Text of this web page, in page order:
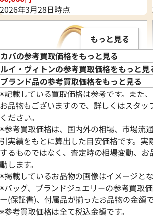
2026年3月28日時点
ルイ・ヴィトン カバアンブル ネオカバア
ンブル トートバッグ M92504
参考買取価格
48,000円
もっと見る
カバの参考買取価格をもっと見る
ルイ・ヴィトンの参考買取価格をもっと見
ブランド品の参考買取価格をもっと見る
※記載している買取価格は参考です。また
お品物もございますので、詳しくはスタッ
ください。
※参考買取価格は、国内外の相場、市場流
引実績をもとに算出した目安価格です。実
するものではなく、査定時の相場変動、お
動します。
※掲載しているお品物の画像はイメージとな
※バッグ、ブランドジュエリーの参考買取
ー(保証書)、付属品が揃ったお品物の金額で
※参考買取価格は全て税込金額です。